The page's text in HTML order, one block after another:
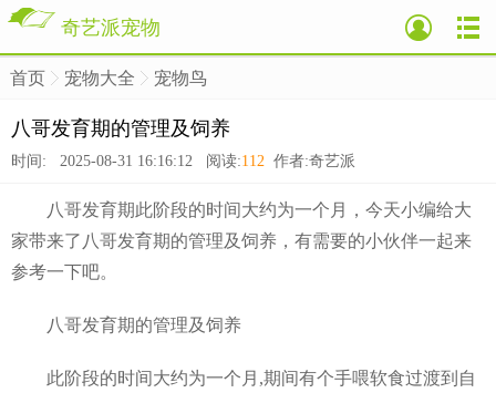
奇艺派宠物
首页 宠物大全 宠物鸟
八哥发育期的管理及饲养
时间: 2025-08-31 16:16:12 阅读:112 作者:奇艺派
八哥发育期此阶段的时间大约为一个月，今天小编给大
家带来了八哥发育期的管理及饲养，有需要的小伙伴一起来
参考一下吧。
八哥发育期的管理及饲养
此阶段的时间大约为一个月,期间有个手喂软食过渡到自